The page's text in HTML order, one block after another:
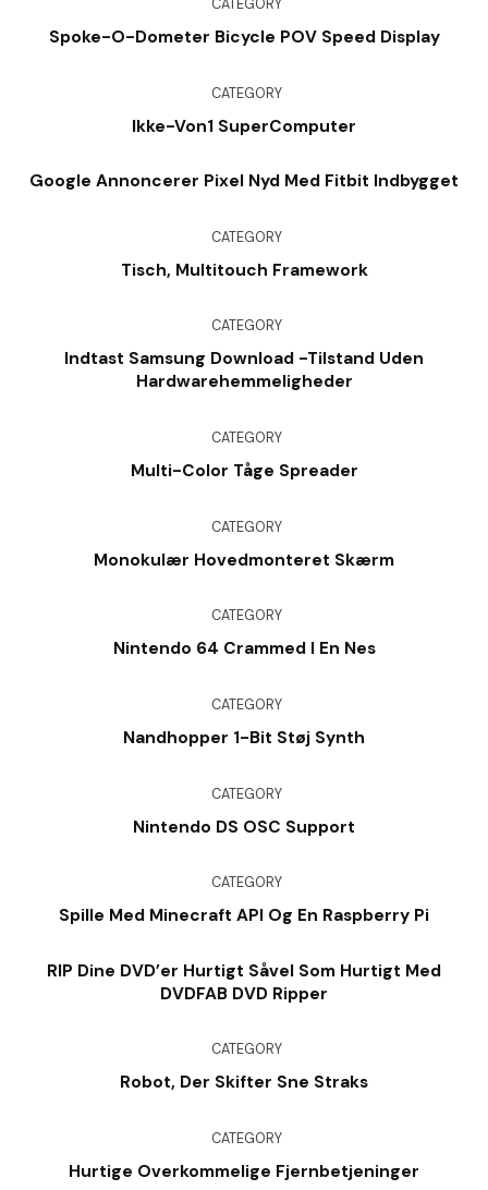
CATEGORY
Spoke-O-Dometer Bicycle POV Speed Display
CATEGORY
Ikke-Von1 SuperComputer
Google Annoncerer Pixel Nyd Med Fitbit Indbygget
CATEGORY
Tisch, Multitouch Framework
CATEGORY
Indtast Samsung Download -tilstand Uden
Hardwarehemmeligheder
CATEGORY
Multi-Color Tåge Spreader
CATEGORY
Monokulær Hovedmonteret Skærm
CATEGORY
Nintendo 64 Crammed I En Nes
CATEGORY
Nandhopper 1-Bit Støj Synth
CATEGORY
Nintendo DS OSC Support
CATEGORY
Spille Med Minecraft API Og En Raspberry Pi
RIP Dine DVD’er Hurtigt Såvel Som Hurtigt Med
DVDFAB DVD Ripper
CATEGORY
Robot, Der Skifter Sne Straks
CATEGORY
Hurtige Overkommelige Fjernbetjeninger